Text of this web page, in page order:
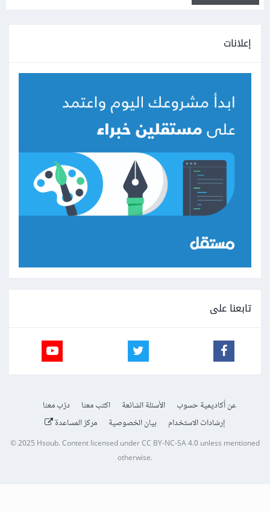
إعلانات
تابعنا على
عن أكاديمية حسوب الأسئلة الشائعة اكتب معنا
درّب معنا
إرشادات الاستخدام
بيان الخصوصية مركز المساعدة
© 2025 Hsoub.Content licensed underCC BY-NC-SA 4.0unless mentioned
otherwise.